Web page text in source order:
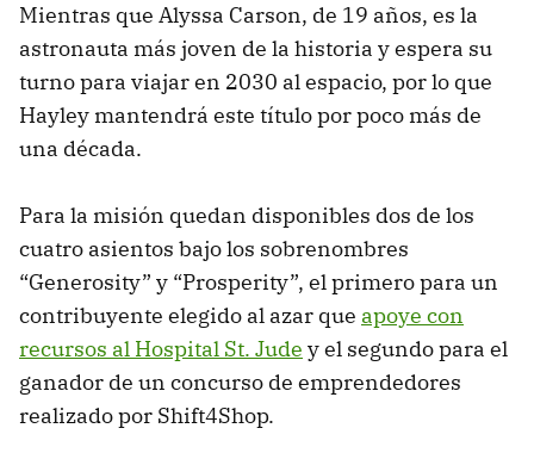
Mientras que Alyssa Carson, de 19 años, es la
astronauta más joven de la historia y espera su
turno para viajar en 2030 al espacio, por lo que
Hayley mantendrá este título por poco más de
una década.
Para la misión quedan disponibles dos de los
cuatro asientos bajo los sobrenombres
“Generosity” y “Prosperity”, el primero para un
contribuyente elegido al azar que apoye con
recursos al Hospital St. Jude y el segundo para el
ganador de un concurso de emprendedores
realizado por Shift4Shop.